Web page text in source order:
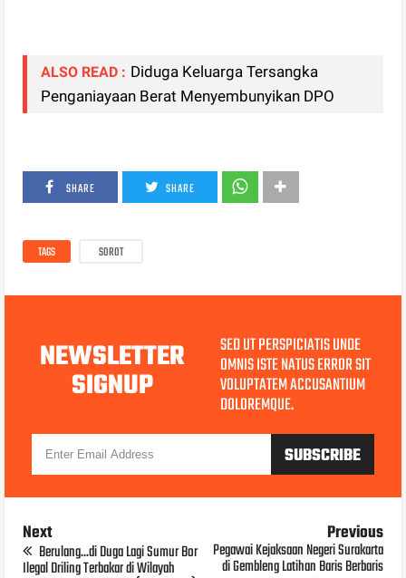
ALSO READ : Diduga Keluarga Tersangka
Penganiayaan Berat Menyembunyikan DPO
SHARE SHARE
TAGS SOROT
NEWSLETTER
SIGNUP
SED UT PERSPICIATIS UNDE
OMNIS ISTE NATUS ERROR SIT
VOLUPTATEM ACCUSANTIUM
DOLOREMQUE.
Next
Berulang...di Duga Lagi Sumur Bor
Ilegal Driling Terbakar di Wilayah
Previous
Pegawai Kejaksaan Negeri Surakarta
di Gembleng Latihan Baris Berbaris